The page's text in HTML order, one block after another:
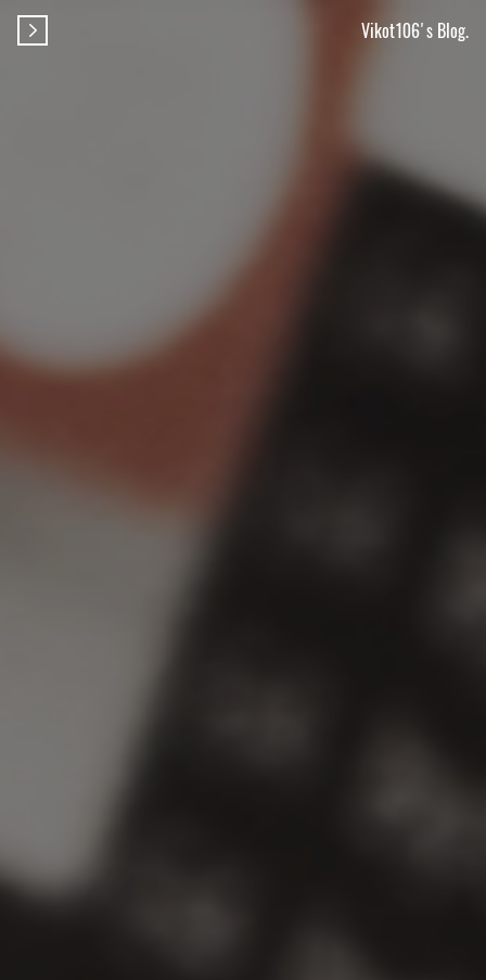
 Vikot106's Blog.